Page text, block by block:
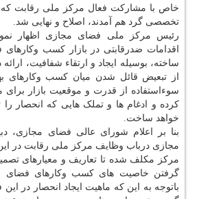
خاص با مشارکت فعال مرکز ملی رقابت
تخصصی گرد هم آمدند، اصلاح و نهایی شد.
رئیس مرکز ملی فضای مجازی اظهار
اقدامات ضدرقابتی در بازار کسب
ساخته، بوسیله ایجاد و ارتقاء شفافیت،
از تبعیض قائل شدن میان کسب وکارهای
سوءاستفاده از قدرت و موقعیت بازار برای
کرده و ادغام ها و تملک هایی که انحصار
خواهد ساخت.
بنا بر اعلام شورای عالی فضای مجازی،
مجازی درباب وظایف مرکز ملی رقابت در
مرکز مکلف شده تا تعاریف و معیارهای
گرفتن خاصیت های کسب وکارهای فضای
باتوجه به این که ماهیت ایجاد انحصار در این